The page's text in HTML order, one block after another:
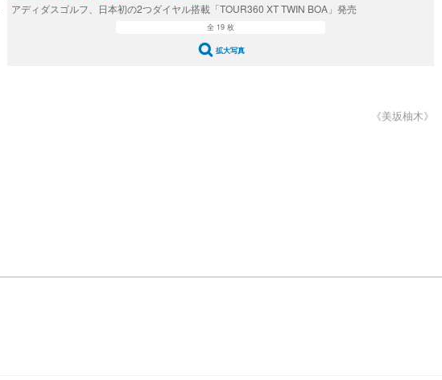
アディダスゴルフ、日本初の2つダイヤル搭載「TOUR360 XT TWIN BOA」発売
全 19 枚
拡大写真
《美坂柚木》